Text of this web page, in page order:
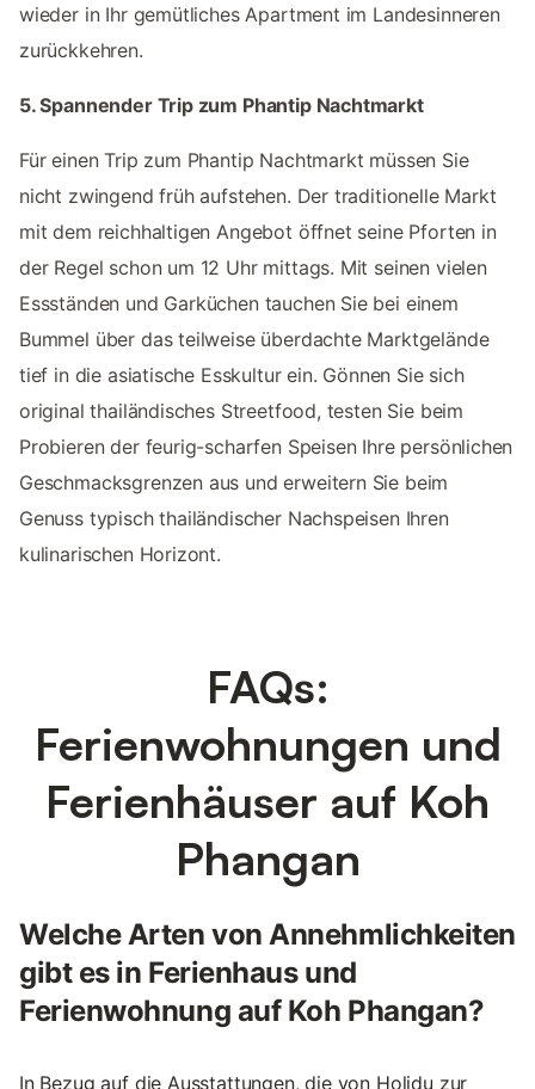
wieder in Ihr gemütliches Apartment im Landesinneren
zurückkehren.
5. Spannender Trip zum Phantip Nachtmarkt
Für einen Trip zum Phantip Nachtmarkt müssen Sie
nicht zwingend früh aufstehen. Der traditionelle Markt
mit dem reichhaltigen Angebot öffnet seine Pforten in
der Regel schon um 12 Uhr mittags. Mit seinen vielen
Essständen und Garküchen tauchen Sie bei einem
Bummel über das teilweise überdachte Marktgelände
tief in die asiatische Esskultur ein. Gönnen Sie sich
original thailändisches Streetfood, testen Sie beim
Probieren der feurig-scharfen Speisen Ihre persönlichen
Geschmacksgrenzen aus und erweitern Sie beim
Genuss typisch thailändischer Nachspeisen Ihren
kulinarischen Horizont.
FAQs:
Ferienwohnungen und
Ferienhäuser auf Koh
Phangan
Welche Arten von Annehmlichkeiten
gibt es in Ferienhaus und
Ferienwohnung auf Koh Phangan?
In Bezug auf die Ausstattungen, die von Holidu zur